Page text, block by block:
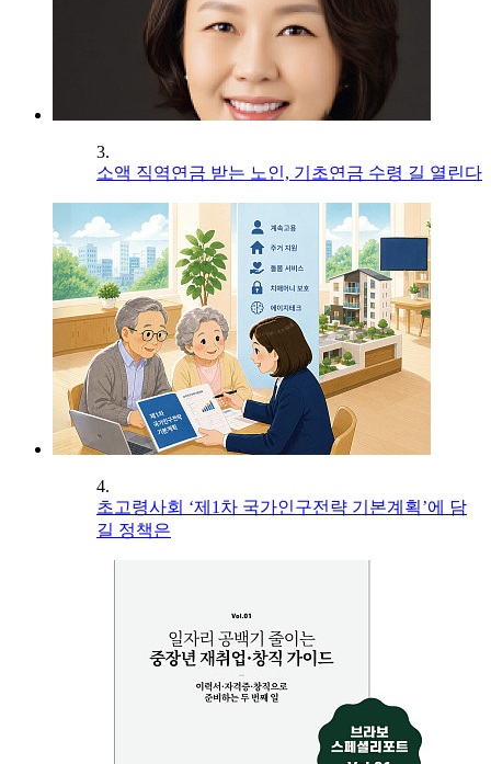
3.
소액 직역연금 받는 노인, 기초연금 수령 길 열린다
4.
초고령사회 ‘제1차 국가인구전략 기본계획’에 담
길 정책은